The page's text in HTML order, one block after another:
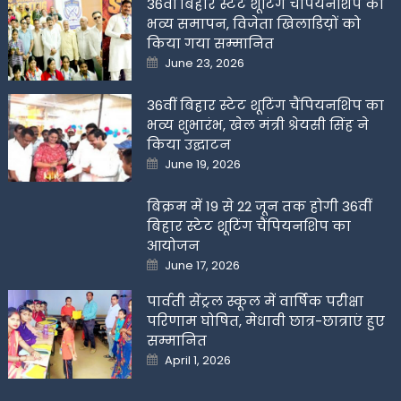
भव्य समापन, विजेता खिलाडिय़ों को
किया गया सम्मानित
Posted
on
June 23, 2026
36वीं बिहार स्टेट शूटिंग चैंपियनशिप का
भव्य शुभारंभ, खेल मंत्री श्रेयसी सिंह ने
किया उद्घाटन
Posted
on
June 19, 2026
बिक्रम में 19 से 22 जून तक होगी 36वीं
बिहार स्टेट शूटिंग चैंपियनशिप का
आयोजन
Posted
on
June 17, 2026
पार्वती सेंट्रल स्कूल में वार्षिक परीक्षा
परिणाम घोषित, मेधावी छात्र-छात्राएं हुए
सम्मानित
Posted
on
April 1, 2026